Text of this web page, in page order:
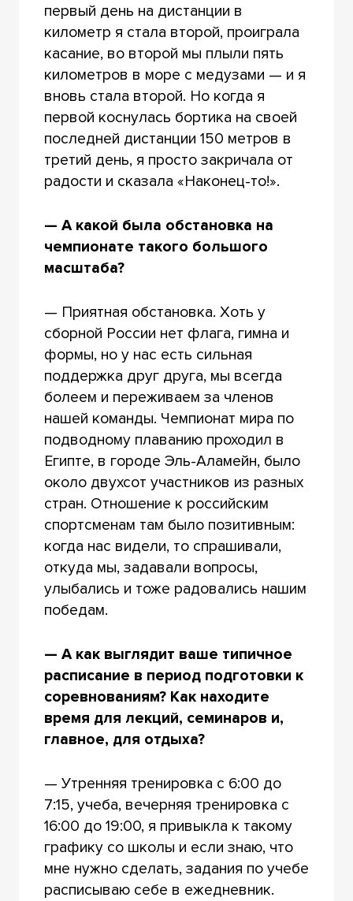
первый день на дистанции в
километр я стала второй, проиграла
касание, во второй мы плыли пять
километров в море с медузами — и я
вновь стала второй. Но когда я
первой коснулась бортика на своей
последней дистанции 150 метров в
третий день, я просто закричала от
радости и сказала «Наконец-то!».
— А какой была обстановка на
чемпионате такого большого
масштаба?
— Приятная обстановка. Хоть у
сборной России нет флага, гимна и
формы, но у нас есть сильная
поддержка друг друга, мы всегда
болеем и переживаем за членов
нашей команды. Чемпионат мира по
подводному плаванию проходил в
Египте, в городе Эль-Аламейн, было
около двухсот участников из разных
стран. Отношение к российским
спортсменам там было позитивным:
когда нас видели, то спрашивали,
откуда мы, задавали вопросы,
улыбались и тоже радовались нашим
победам.
— А как выглядит ваше типичное
расписание в период подготовки к
соревнованиям? Как находите
время для лекций, семинаров и,
главное, для отдыха?
— Утренняя тренировка с 6:00 до
7:15, учеба, вечерняя тренировка с
16:00 до 19:00, я привыкла к такому
графику со школы и если знаю, что
мне нужно сделать, задания по учебе
расписываю себе в ежедневник.